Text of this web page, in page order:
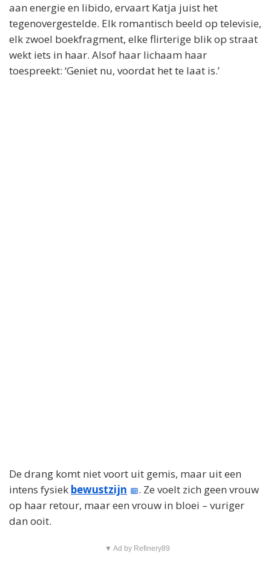
aan energie en libido, ervaart Katja juist het
tegenovergestelde. Elk romantisch beeld op televisie,
elk zwoel boekfragment, elke flirterige blik op straat
wekt iets in haar. Alsof haar lichaam haar
toespreekt: ‘Geniet nu, voordat het te laat is.’
De drang komt niet voort uit gemis, maar uit een
intens fysiek bewustzijn
. Ze voelt zich geen vrouw
op haar retour, maar een vrouw in bloei – vuriger
dan ooit.
▼ Ad by Refinery89